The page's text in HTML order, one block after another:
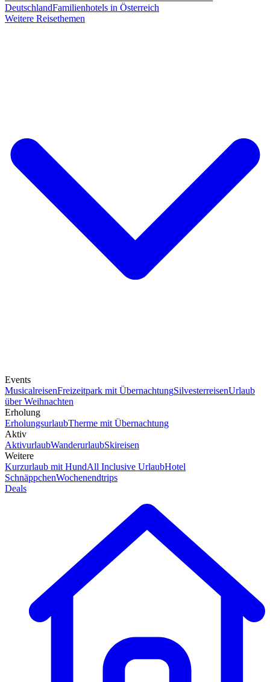
DeutschlandFamilienhotels in Österreich
Weitere Reisethemen
Events
MusicalreisenFreizeitpark mit ÜbernachtungSilvesterreisenUrlaub
über Weihnachten
Erholung
ErholungsurlaubTherme mit Übernachtung
Aktiv
AktivurlaubWanderurlaubSkireisen
Weitere
Kurzurlaub mit HundAll Inclusive UrlaubHotel
SchnäppchenWochenendtrips
Deals